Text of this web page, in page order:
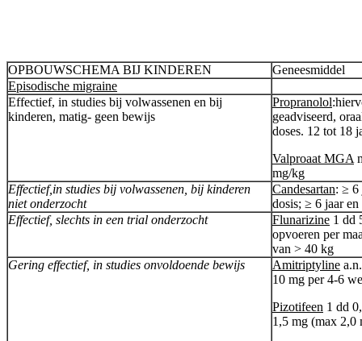
OPBOUWSCHEMA BIJ KINDEREN
Geneesmiddel
Episodische migraine
Effectief, in studies bij volwassenen en bij
kinderen, matig- geen bewijs
Propranolol
geadviseerd,
doses. 12 tot 18
Valproaat MGA
mg/kg
Effectief,in studies bij volwassenen, bij kinderen
niet onderzocht
Candesartan: ≥ 6
dosis; ≥ 6 jaar
Effectief, slechts in een trial onderzocht
Flunarizine 1 dd
opvoeren per
van > 40 kg
Gering effectief, in studies onvoldoende bewijs
Amitriptyline
10 mg per 4-6
Pizotifeen 1 dd
1,5 mg (max 2,0